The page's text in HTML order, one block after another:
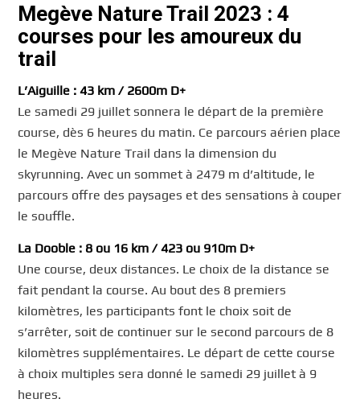
Megève Nature Trail 2023 : 4
courses pour les amoureux du
trail
L’Aiguille : 43 km / 2600m D+
Le samedi 29 juillet sonnera le départ de la première
course, dès 6 heures du matin. Ce parcours aérien place
le Megève Nature Trail dans la dimension du
skyrunning. Avec un sommet à 2479 m d’altitude, le
parcours offre des paysages et des sensations à couper
le souffle.
La Dooble : 8 ou 16 km / 423 ou 910m D+
Une course, deux distances. Le choix de la distance se
fait pendant la course. Au bout des 8 premiers
kilomètres, les participants font le choix soit de
s’arrêter, soit de continuer sur le second parcours de 8
kilomètres supplémentaires. Le départ de cette course
à choix multiples sera donné le samedi 29 juillet à 9
heures.